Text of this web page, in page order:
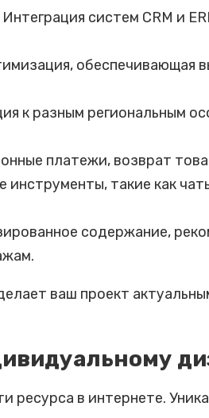
систем CRM и
обеспечивающая
к разным региональным
платежи, возврат
такие как
содержание,
ваш проект
в интернете.